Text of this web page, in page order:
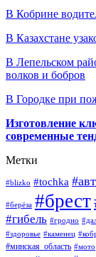
В Кобрине
В Казахстане
В Лепельском
волков и бобров
В Городке при
Изготовление
современные
Метки
#blizko #tochka
#берёза #брест
#гибель #гродно
#здоровье #каменец
#минская_область #мото